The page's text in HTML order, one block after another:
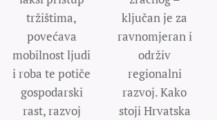
tržištima,
povećava
mobilnost ljudi
i roba te potiče
gospodarski
rast, razvoj
ključan je za
ravnomjeran i
održiv
regionalni
razvoj. Kako
stoji Hrvatska